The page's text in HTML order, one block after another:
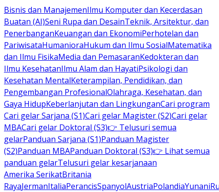
Bisnis dan ManajemenIlmu Komputer dan Kecerdasan
Buatan (AI)Seni Rupa dan DesainTeknik, Arsitektur, dan
PenerbanganKeuangan dan EkonomiPerhotelan dan
PariwisataHumanioraHukum dan Ilmu SosialMatematika
dan Ilmu FisikaMedia dan PemasaranKedokteran dan
Ilmu KesehatanIlmu Alam dan HayatiPsikologi dan
Kesehatan MentalKeterampilan, Pendidikan, dan
Pengembangan ProfesionalOlahraga, Kesehatan, dan
Gaya HidupKeberlanjutan dan LingkunganCari program
Cari gelar Sarjana (S1)Cari gelar Magister (S2)Cari gelar
MBACari gelar Doktoral (S3)👉 Telusuri semua
gelarPanduan Sarjana (S1)Panduan Magister
(S2)Panduan MBAPanduan Doktoral (S3)👉 Lihat semua
panduan gelarTelusuri gelar kesarjanaan
Amerika SerikatBritania
RayaJermanItaliaPerancisSpanyolAustriaPolandiaYunani